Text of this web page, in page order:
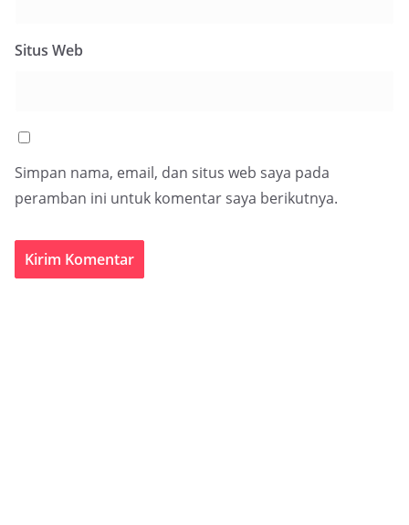
Situs Web
Simpan nama, email, dan situs web saya pada
peramban ini untuk komentar saya berikutnya.